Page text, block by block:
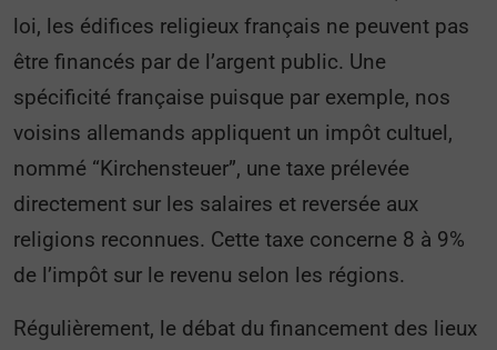
loi, les édifices religieux français ne peuvent pas
être financés par de l’argent public. Une
spécificité française puisque par exemple, nos
voisins allemands appliquent un impôt cultuel,
nommé “Kirchensteuer”, une taxe prélevée
directement sur les salaires et reversée aux
religions reconnues. Cette taxe concerne 8 à 9%
de l’impôt sur le revenu selon les régions.
Régulièrement, le débat du financement des lieux